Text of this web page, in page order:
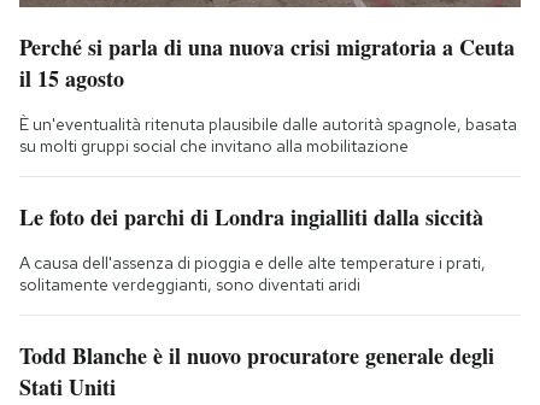
Perché si parla di una nuova crisi migratoria a Ceuta
il 15 agosto
È un'eventualità ritenuta plausibile dalle autorità spagnole, basata
su molti gruppi social che invitano alla mobilitazione
Le foto dei parchi di Londra ingialliti dalla siccità
A causa dell'assenza di pioggia e delle alte temperature i prati,
solitamente verdeggianti, sono diventati aridi
Todd Blanche è il nuovo procuratore generale degli
Stati Uniti